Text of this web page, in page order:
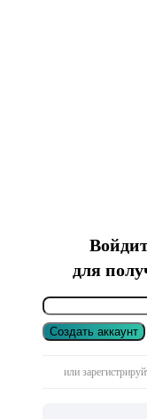
для
Создать аккаунт
или